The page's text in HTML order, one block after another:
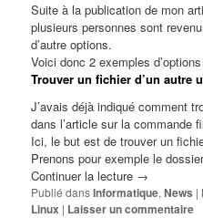
Suite à la publication de mon
plusieurs personnes sont
d’autre options.
Voici donc 2 exemples
Trouver un fichier d’un autre
J’avais déjà indiqué comment
dans l’article surla commande
Ici, le but est de trouver un
Prenons pour exemple le
Continuer la lecture →
Publié dansInformatique,News |
Linux | Laisser un commentaire